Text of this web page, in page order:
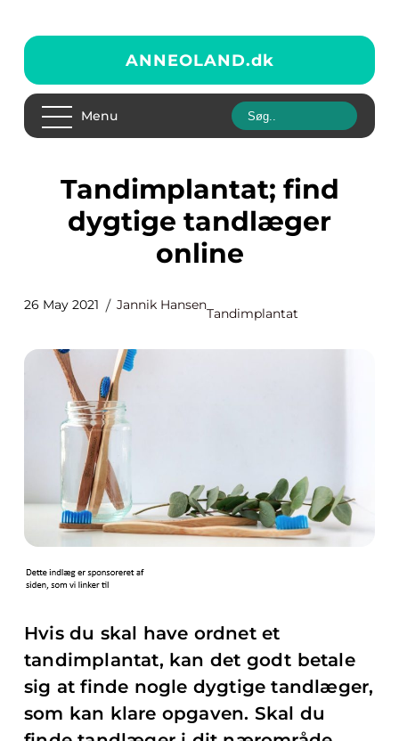
ANNEOLAND.dk
Menu
Tandimplantat; find
dygtige tandlæger
online
26 May 2021 Jannik Hansen
Tandimplantat
Hvis du skal have ordnet et
tandimplantat, kan det godt betale
sig at finde nogle dygtige tandlæger,
som kan klare opgaven. Skal du